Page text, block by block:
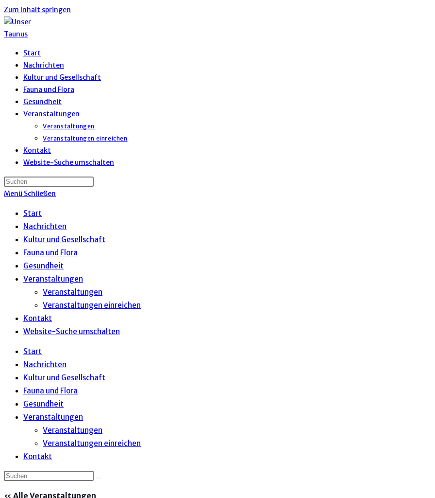
Zum Inhalt springen
Start
Nachrichten
Kultur und Gesellschaft
Fauna und Flora
Gesundheit
Veranstaltungen
Veranstaltungen
Veranstaltungen einreichen
Kontakt
Website-Suche umschalten
Menü Schließen
Start
Nachrichten
Kultur und Gesellschaft
Fauna und Flora
Gesundheit
Veranstaltungen
Veranstaltungen
Veranstaltungen einreichen
Kontakt
Website-Suche umschalten
Start
Nachrichten
Kultur und Gesellschaft
Fauna und Flora
Gesundheit
Veranstaltungen
Veranstaltungen
Veranstaltungen einreichen
Kontakt
« Alle Veranstaltungen